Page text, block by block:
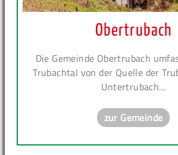
Obertrubach
Die Gemeinde Obertrubach
Trubachtal von der Quelle der
Untertrubach...
zur Gemeinde